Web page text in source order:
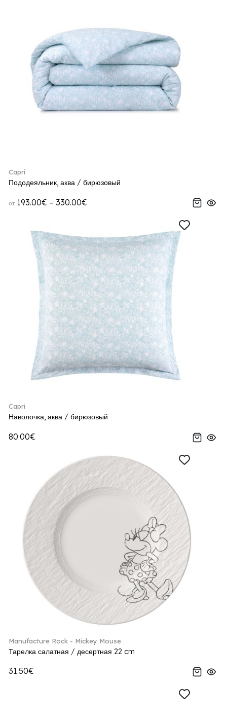
Capri
Пододеяльник, аква / бирюзовый
от 193.00€ – 330.00€
Capri
Наволочка, аква / бирюзовый
80.00€
Manufacture Rock - Mickey Mouse
Тарелка салатная / десертная 22 cm
31.50€